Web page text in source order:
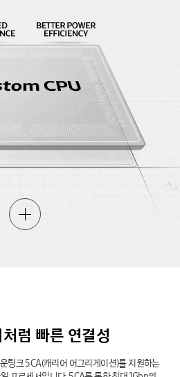
럼 빠른 연결성
링크 5CA(캐리어 어그리게이션)를 지원하는